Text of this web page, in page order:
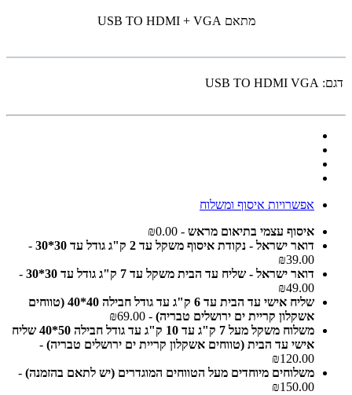
מתאם USB TO HDMI + VGA
דגם: USB TO HDMI VGA
אפשרויות איסוף ומשלוח
איסוף עצמי בתיאום מראש - ₪0.00
דואר ישראל - נקודת איסוף משקל עד 2 ק"ג גודל עד 30*30
-
₪39.00
דואר ישראל - שליח עד הבית משקל עד 7 ק"ג גודל עד 30*30
-
₪49.00
שליח אישי עד הבית עד 6 ק"ג עד גודל חבילה 40*40 (טווחים
אשקלון קריית ים ירושלים טבריה) - ₪69.00
משלוח משקל מעל 7 ק"ג עד 10 ק"ג עד גודל חבילה 50*40 שליח
אישי עד הבית (טווחים אשקלון קריית ים ירושלים טבריה) -
₪120.00
משלוחים מיוחדים מעל הטווחים המוגדרים (יש לתאם בהזמנה) -
₪150.00